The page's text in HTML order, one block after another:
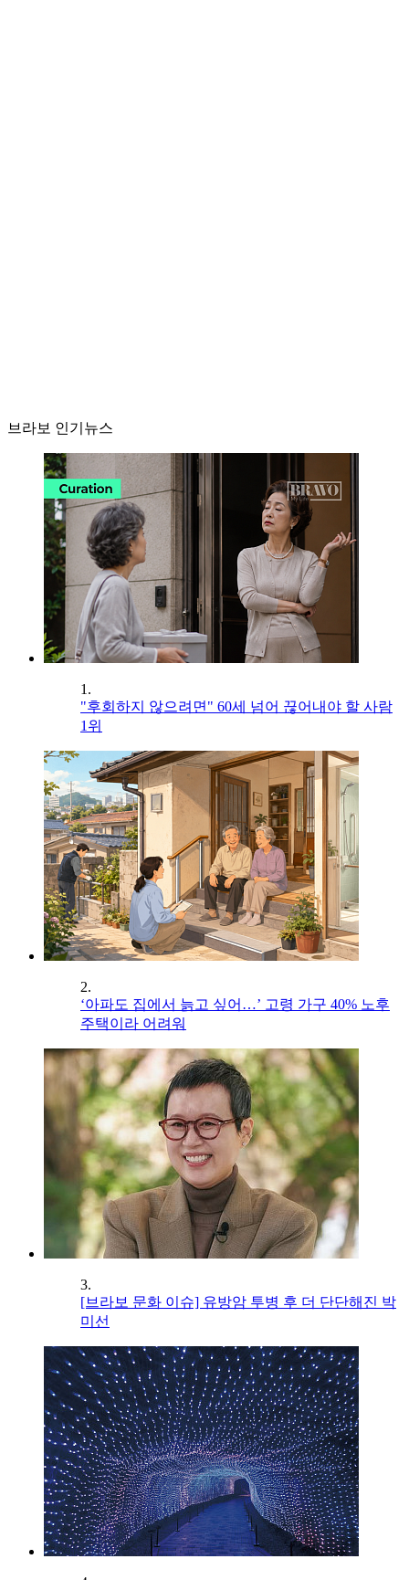
브라보 인기뉴스
1.
"후회하지 않으려면" 60세 넘어 끊어내야 할 사람
1위
2.
‘아파도 집에서 늙고 싶어…’ 고령 가구 40% 노후
주택이라 어려워
3.
[브라보 문화 이슈] 유방암 투병 후 더 단단해진 박
미선